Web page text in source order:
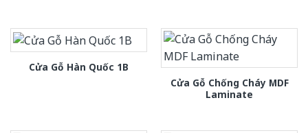
Cửa Gỗ Hàn Quốc 1B
Cửa Gỗ Chống Cháy MDF
Laminate